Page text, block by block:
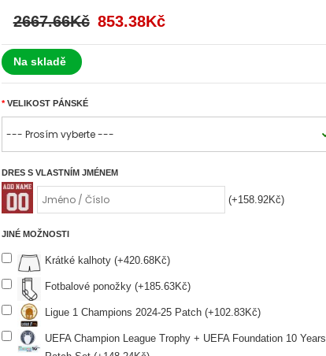
2667.66Kč 853.38Kč
Na skladě
VELIKOST PÁNSKÉ
DRES S VLASTNÍM JMÉNEM
(+158.92Kč)
JINÉ MOŽNOSTI
Krátké kalhoty (+420.68Kč)
Fotbalové ponožky (+185.63Kč)
Ligue 1 Champions 2024-25 Patch (+102.83Kč)
UEFA Champion League Trophy + UEFA Foundation 10 Years